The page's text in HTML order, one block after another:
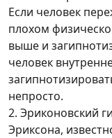
Если человек
плохом
выше и
человек
непросто.
2. Эриконовский
Эриксона,